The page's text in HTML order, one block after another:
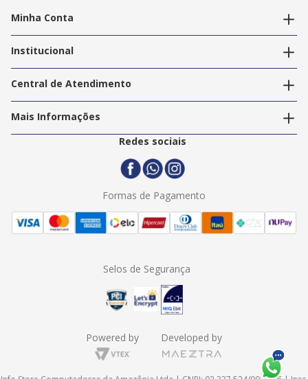
Minha Conta
Editar endereços
Institucional
Nossas Lojas
Trabalhe Conosco
Central de Atendimento
Política de Privacidade
Termos e Condições
Politica de Entrega
Mais Informações
2ª Via Nota Fiscal
Redes sociais
Formas de Pagamento
Selos de Segurança
Powered by Developed by